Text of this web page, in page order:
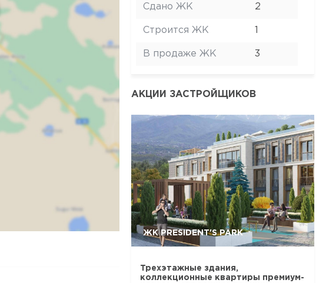
Сдано ЖК 2
Строится ЖК
В продаже ЖК 3
АКЦИИ ЗАСТРОЙЩИКОВ
ЖК PRESIDENT'S PARK
Трехэтажные здания,
коллекционные квартиры премиум-